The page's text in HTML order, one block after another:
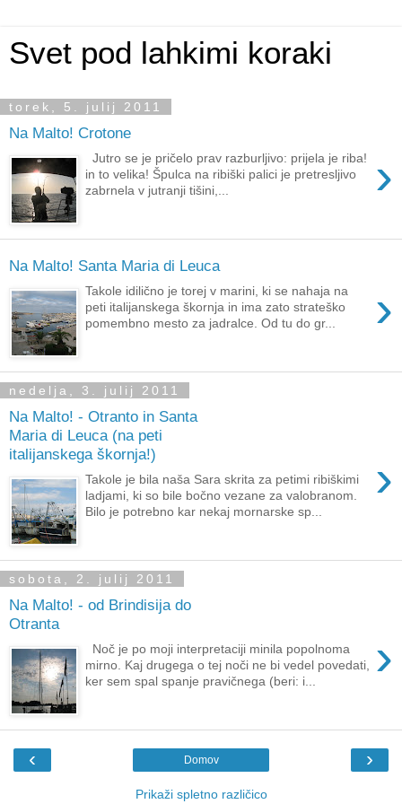
Svet pod lahkimi koraki
torek, 5. julij 2011
Na Malto! Crotone
›
Jutro se je pričelo prav razburljivo: prijela je riba!
in to velika! Špulca na ribiški palici je pretresljivo
zabrnela v jutranji tišini,...
Na Malto! Santa Maria di Leuca
›
Takole idilično je torej v marini, ki se nahaja na
peti italijanskega škornja in ima zato strateško
pomembno mesto za jadralce. Od tu do gr...
nedelja, 3. julij 2011
Na Malto! - Otranto in Santa
Maria di Leuca (na peti
italijanskega škornja!)
›
Takole je bila naša Sara skrita za petimi ribiškimi
ladjami, ki so bile bočno vezane za valobranom.
Bilo je potrebno kar nekaj mornarske sp...
sobota, 2. julij 2011
Na Malto! - od Brindisija do
Otranta
›
Noč je po moji interpretaciji minila popolnoma
mirno. Kaj drugega o tej noči ne bi vedel povedati,
ker sem spal spanje pravičnega (beri: i...
‹ ›
Domov
Prikaži spletno različico